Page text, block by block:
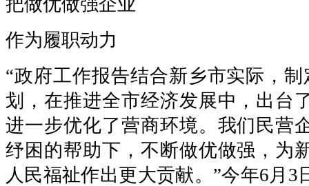
作为履职动力
“政府工作报告结合新乡市实际，
划，在推进全市经济发展中，出台
进一步优化了营商环境。我们民营
纾困的帮助下，不断做优做强，为
人民福祉作出更大贡献。”今年6月3